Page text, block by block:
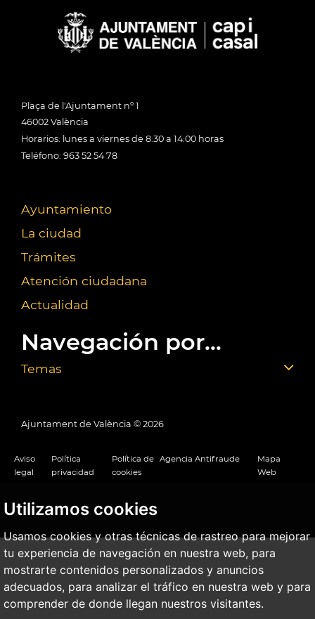
Utilizamos cookies
Usamos cookies y otras técnicas de rastreo para mejorar
tu experiencia de navegación en nuestra web, para
mostrarte contenidos personalizados y anuncios
adecuados, para analizar el tráfico en nuestra web y para
comprender de donde llegan nuestros visitantes.
Plaça de l'Ajuntament nº 1
46002 València
Horarios: lunes a viernes de 8:30 a 14:00 horas
Teléfono: 963 52 54 78
Ayuntamiento
La ciudad
Trámites
Atención ciudadana
Actualidad
Navegación por...
Temas
Ajuntament de València © 2026
Aviso
legal
Política
privacidad
Política de
cookies
Agencia Antifraude
Mapa
Web